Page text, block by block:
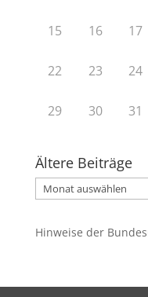
15 16 17
22 23 24
29 30 31
Ältere Beiträge
Ältere
Beiträge
Hinweise der